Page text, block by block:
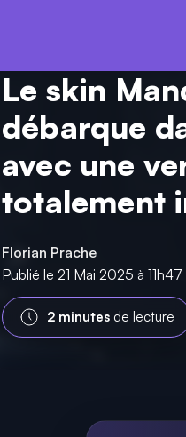
Le skin
débarque
avec une
totalement
Florian Prache
Publié le 21 Mai 2025 à 11h47
2 minutes de lecture